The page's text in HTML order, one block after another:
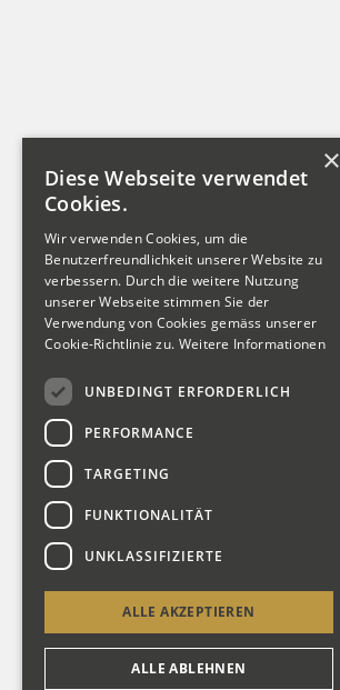
×
Diese Webseite verwendet
Cookies.
Wir verwenden Cookies, um die
Benutzerfreundlichkeit unserer Website zu
verbessern. Durch die weitere Nutzung
unserer Webseite stimmen Sie der
Verwendung von Cookies gemäss unserer
Cookie-Richtlinie zu. Weitere Informationen
UNBEDINGT ERFORDERLICH
PERFORMANCE
TARGETING
FUNKTIONALITÄT
UNKLASSIFIZIERTE
ALLE AKZEPTIEREN
ALLE ABLEHNEN